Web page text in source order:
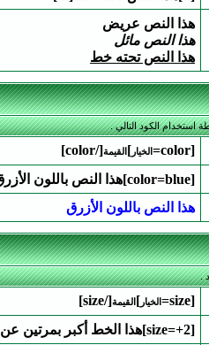
هذا النص عريض
هذا النص مائل
هذا النص تحته خط
استخدام الكود التالي .
[color= الخيار ] القيمة[/color]
[color=blue]هذا النص باللون الأزرق[/color]
هذا النص باللون الأزرق
.
[size= الخيار ] القيمة[/size]
[size=+2]هذا الخط أكبر بمرتين عن الخط العادي[/size]